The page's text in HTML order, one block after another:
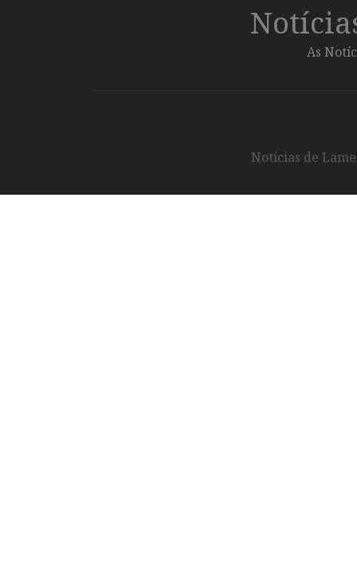
As
Notícias de